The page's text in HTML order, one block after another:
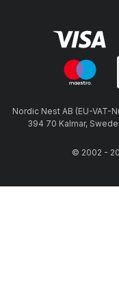
Nordic Nest AB (EU-VAT-
394 70 Kalmar,
© 2002 -